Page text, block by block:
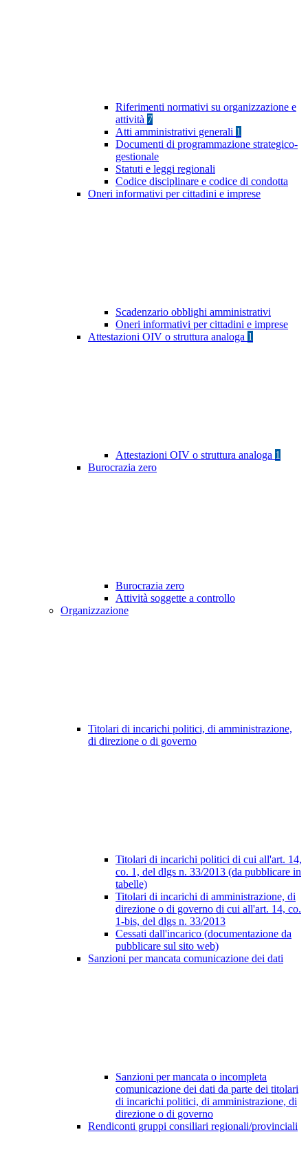
Riferimenti normativi su organizzazione e
attività 7
Atti amministrativi generali 1
Documenti di programmazione strategico-
gestionale
Statuti e leggi regionali
Codice disciplinare e codice di condotta
Oneri informativi per cittadini e imprese
Scadenzario obblighi amministrativi
Oneri informativi per cittadini e imprese
Attestazioni OIV o struttura analoga 1
Attestazioni OIV o struttura analoga 1
Burocrazia zero
Burocrazia zero
Attività soggette a controllo
Organizzazione
Titolari di incarichi politici, di amministrazione,
di direzione o di governo
Titolari di incarichi politici di cui all'art. 14,
co. 1, del dlgs n. 33/2013 (da pubblicare in
tabelle)
Titolari di incarichi di amministrazione, di
direzione o di governo di cui all'art. 14, co.
1-bis, del dlgs n. 33/2013
Cessati dall'incarico (documentazione da
pubblicare sul sito web)
Sanzioni per mancata comunicazione dei dati
Sanzioni per mancata o incompleta
comunicazione dei dati da parte dei titolari
di incarichi politici, di amministrazione, di
direzione o di governo
Rendiconti gruppi consiliari regionali/provinciali